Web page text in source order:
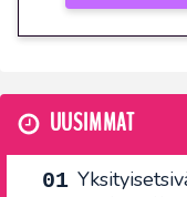
UUSIMMAT